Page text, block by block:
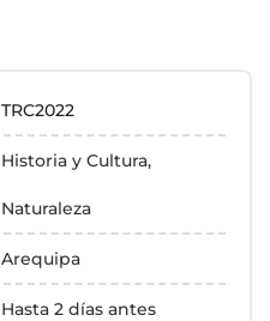
TRC2022
Historia y Cultura,
Naturaleza
Arequipa
Hasta 2 días antes